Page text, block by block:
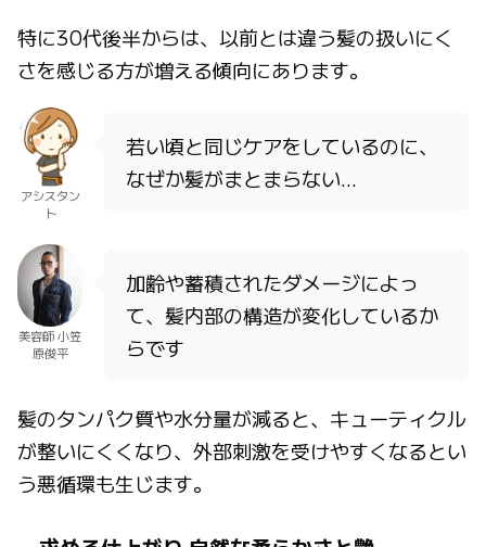
特に30代後半からは、以前とは違う髪の扱いにく
さを感じる方が増える傾向にあります。
アシスタン
ト
若い頃と同じケアをしているのに、
なぜか髪がまとまらない…
美容師 小笠
原俊平
加齢や蓄積されたダメージによっ
て、髪内部の構造が変化しているか
らです
髪のタンパク質や水分量が減ると、キューティクル
が整いにくくなり、外部刺激を受けやすくなるとい
う悪循環も生じます。